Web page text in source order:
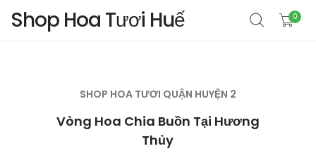
Shop Hoa Tươi Huế 0
SHOP HOA TƯƠI QUẬN HUYỆN 2
Vòng Hoa Chia Buồn Tại Hương
Thủy